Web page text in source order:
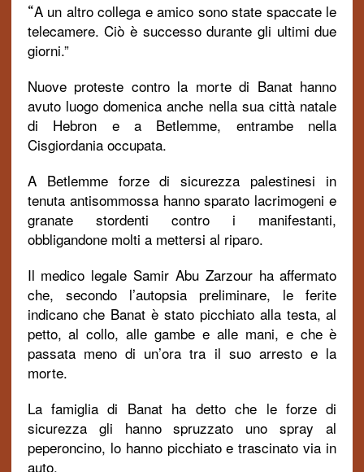
“A un altro collega e amico sono state spaccate le
telecamere. Ciò è successo durante gli ultimi due
giorni.”
Nuove proteste contro la morte di Banat hanno
avuto luogo domenica anche nella sua città natale
di Hebron e a Betlemme, entrambe nella
Cisgiordania occupata.
A Betlemme forze di sicurezza palestinesi in
tenuta antisommossa hanno sparato lacrimogeni e
granate stordenti contro i manifestanti,
obbligandone molti a mettersi al riparo.
Il medico legale Samir Abu Zarzour ha affermato
che, secondo l’autopsia preliminare, le ferite
indicano che Banat è stato picchiato alla testa, al
petto, al collo, alle gambe e alle mani, e che è
passata meno di un’ora tra il suo arresto e la
morte.
La famiglia di Banat ha detto che le forze di
sicurezza gli hanno spruzzato uno spray al
peperoncino, lo hanno picchiato e trascinato via in
auto.